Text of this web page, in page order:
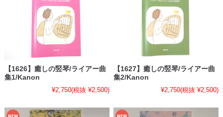
【1626】癒しの竪琴/ライアー曲
集1/Kanon
¥2,750(税抜 ¥2,500)
【1627】癒しの竪琴/ライアー曲
集2/Kanon
¥2,750(税抜 ¥2,500)